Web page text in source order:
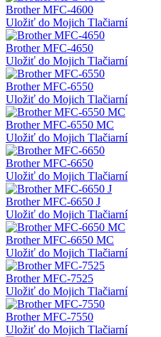
Brother MFC-4600
Uložiť do Mojich Tlačiarní
Brother MFC-4650
Uložiť do Mojich Tlačiarní
Brother MFC-6550
Uložiť do Mojich Tlačiarní
Brother MFC-6550 MC
Uložiť do Mojich Tlačiarní
Brother MFC-6650
Uložiť do Mojich Tlačiarní
Brother MFC-6650 J
Uložiť do Mojich Tlačiarní
Brother MFC-6650 MC
Uložiť do Mojich Tlačiarní
Brother MFC-7525
Uložiť do Mojich Tlačiarní
Brother MFC-7550
Uložiť do Mojich Tlačiarní